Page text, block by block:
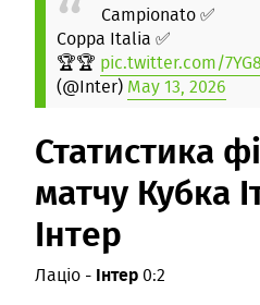
Campionato ✅
Coppa Italia ✅
🏆🏆 pic.twitter.com/
(@Inter) May 13, 2026
Статистика
матчу Кубка
Інтер
Лаціо - Інтер 0:2